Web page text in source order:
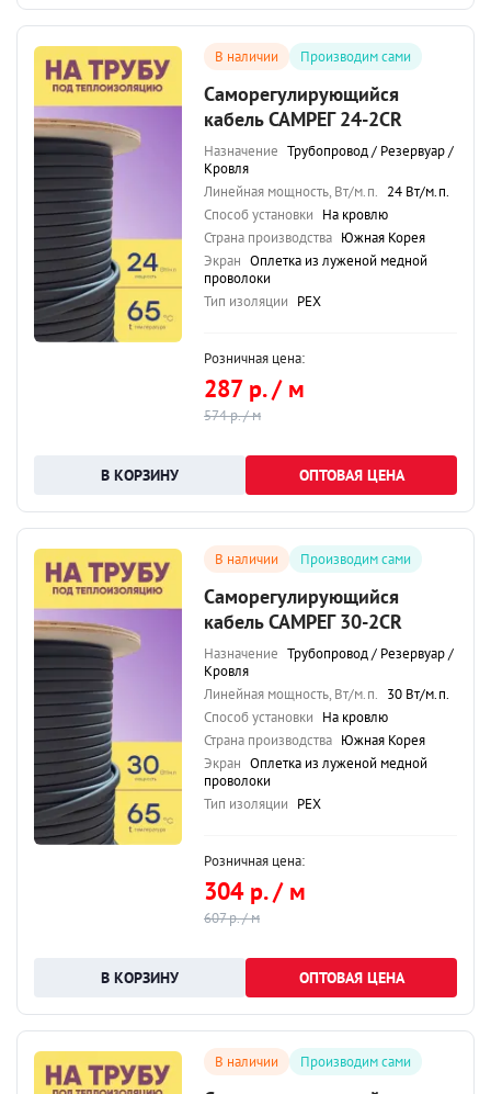
В наличии Производим сами
Саморегулирующийся
кабель САМРЕГ 24-2CR
Назначение Трубопровод / Резервуар /
Кровля
Линейная мощность, Вт/м.п. 24 Вт/м.п.
Способ установки На кровлю
Страна производства Южная Корея
Экран Оплетка из луженой медной
проволоки
Тип изоляции PEX
Розничная цена:
287 р. / м
574 р. / м
ОПТОВАЯ ЦЕНА
В наличии Производим сами
Саморегулирующийся
кабель САМРЕГ 30-2CR
Назначение Трубопровод / Резервуар /
Кровля
Линейная мощность, Вт/м.п. 30 Вт/м.п.
Способ установки На кровлю
Страна производства Южная Корея
Экран Оплетка из луженой медной
проволоки
Тип изоляции PEX
Розничная цена:
304 р. / м
607 р. / м
ОПТОВАЯ ЦЕНА
В наличии Производим сами